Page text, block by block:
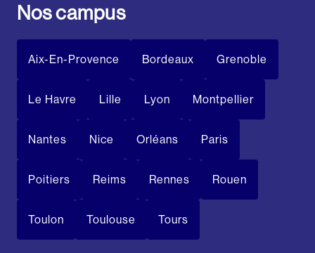
Nos campus
Aix-En-Provence Bordeaux Grenoble
Le Havre Lille Lyon Montpellier
Nantes Nice Orléans Paris
Poitiers Reims Rennes Rouen
Toulon Toulouse Tours